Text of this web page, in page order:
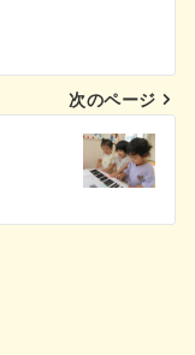
次のページ